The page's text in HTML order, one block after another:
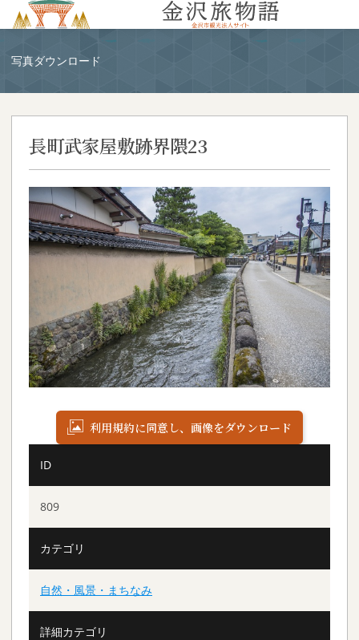
写真ダウンロード
長町武家屋敷跡界隈23
利用規約に同意し、画像をダウンロード
ID
809
カテゴリ
自然・風景・まちなみ
詳細カテゴリ